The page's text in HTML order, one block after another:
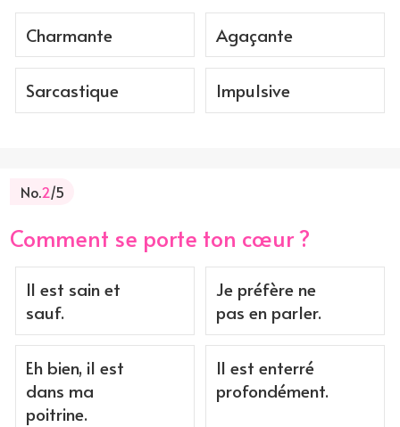
Charmante Agaçante
Sarcastique Impulsive
No.2/5
Comment se porte ton cœur ?
Il est sain et
sauf.
Je préfère ne
pas en parler.
Eh bien, il est
dans ma
poitrine.
Il est enterré
profondément.